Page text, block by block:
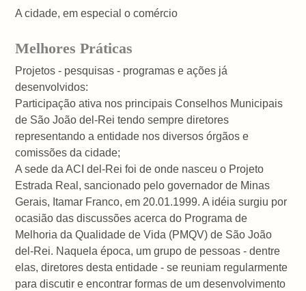
A cidade, em especial o comércio
Melhores Práticas
Projetos - pesquisas - programas e ações já
desenvolvidos:
Participação ativa nos principais Conselhos Municipais
de São João del-Rei tendo sempre diretores
representando a entidade nos diversos órgãos e
comissões da cidade;
A sede da ACI del-Rei foi de onde nasceu o Projeto
Estrada Real, sancionado pelo governador de Minas
Gerais, Itamar Franco, em 20.01.1999. A idéia surgiu por
ocasião das discussões acerca do Programa de
Melhoria da Qualidade de Vida (PMQV) de São João
del-Rei. Naquela época, um grupo de pessoas - dentre
elas, diretores desta entidade - se reuniam regularmente
para discutir e encontrar formas de um desenvolvimento